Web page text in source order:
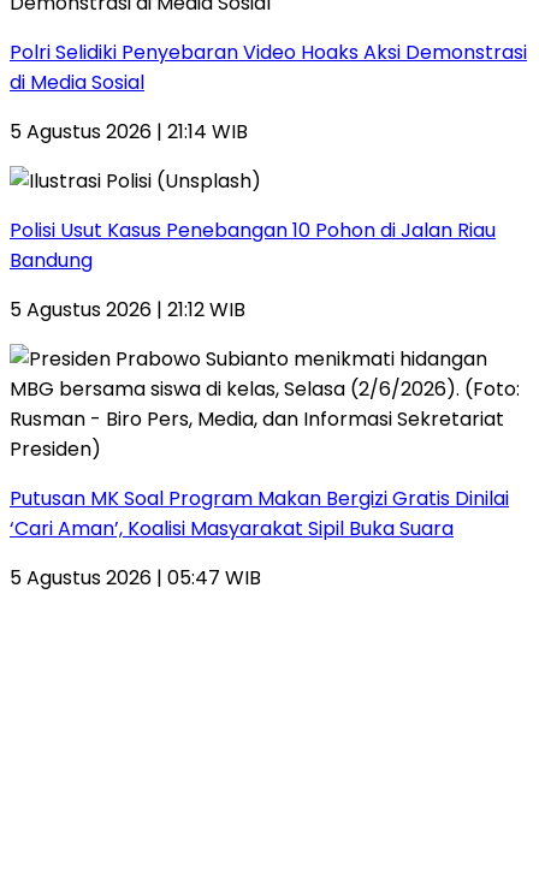
Polri Selidiki Penyebaran Video Hoaks Aksi Demonstrasi
di Media Sosial
5 Agustus 2026 | 21:14 WIB
Polisi Usut Kasus Penebangan 10 Pohon di Jalan Riau
Bandung
5 Agustus 2026 | 21:12 WIB
Putusan MK Soal Program Makan Bergizi Gratis Dinilai
‘Cari Aman’, Koalisi Masyarakat Sipil Buka Suara
5 Agustus 2026 | 05:47 WIB